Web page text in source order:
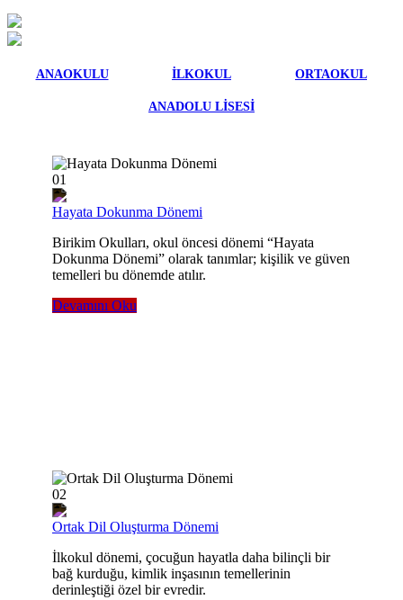
ANAOKULU İLKOKUL ORTAOKUL
ANADOLU LİSESİ
01
Hayata Dokunma Dönemi
Birikim Okulları, okul öncesi dönemi “Hayata
Dokunma Dönemi” olarak tanımlar; kişilik ve güven
temelleri bu dönemde atılır.
Devamını Oku
02
Ortak Dil Oluşturma Dönemi
İlkokul dönemi, çocuğun hayatla daha bilinçli bir
bağ kurduğu, kimlik inşasının temellerinin
derinleştiği özel bir evredir.